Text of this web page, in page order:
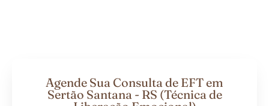
Agende Sua Consulta de EFT em
Sertão Santana - RS (Técnica de